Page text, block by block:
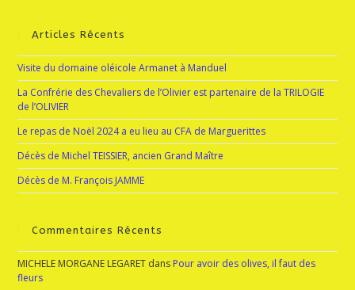
Articles Récents
Visite du domaine oléicole Armanet à Manduel
La Confrérie des Chevaliers de l’Olivier est partenaire de la TRILOGIE
de l’OLIVIER
Le repas de Noël 2024 a eu lieu au CFA de Marguerittes
Décès de Michel TEISSIER, ancien Grand Maître
Décès de M. François JAMME
Commentaires Récents
MICHELE MORGANE LEGARET dans Pour avoir des olives, il faut des
fleurs